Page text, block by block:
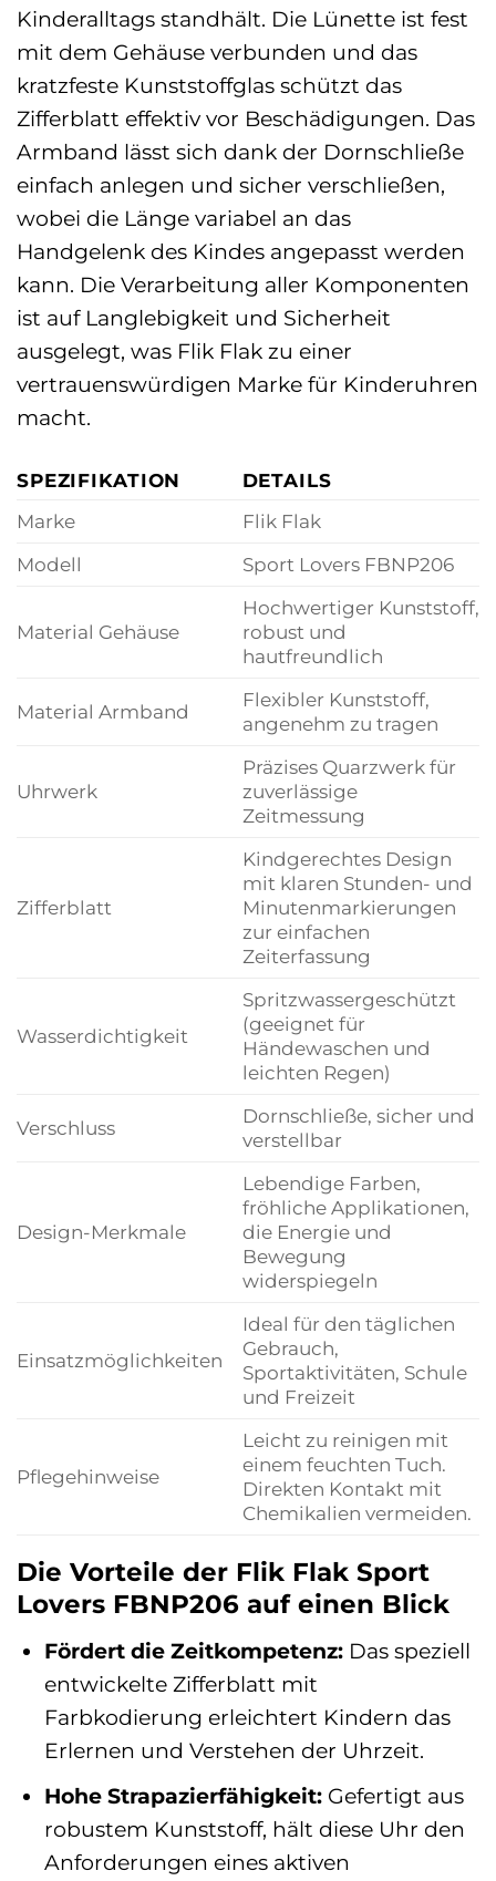
Kinderalltags standhält. Die Lünette ist fest
mit dem Gehäuse verbunden und das
kratzfeste Kunststoffglas schützt das
Zifferblatt effektiv vor Beschädigungen. Das
Armband lässt sich dank der Dornschließe
einfach anlegen und sicher verschließen,
wobei die Länge variabel an das
Handgelenk des Kindes angepasst werden
kann. Die Verarbeitung aller Komponenten
ist auf Langlebigkeit und Sicherheit
ausgelegt, was Flik Flak zu einer
vertrauenswürdigen Marke für Kinderuhren
macht.
SPEZIFIKATION
DETAILS
Marke
Flik Flak
Modell
Sport Lovers FBNP206
Material Gehäuse
Hochwertiger Kunststoff,
robust und
hautfreundlich
Material Armband
Flexibler Kunststoff,
angenehm zu tragen
Uhrwerk
Präzises Quarzwerk für
zuverlässige
Zeitmessung
Zifferblatt
Kindgerechtes Design
mit klaren Stunden- und
Minutenmarkierungen
zur einfachen
Zeiterfassung
Wasserdichtigkeit
Spritzwassergeschützt
(geeignet für
Händewaschen und
leichten Regen)
Verschluss
Dornschließe, sicher und
verstellbar
Design-Merkmale
Lebendige Farben,
fröhliche Applikationen,
die Energie und
Bewegung
widerspiegeln
Einsatzmöglichkeiten
Ideal für den täglichen
Gebrauch,
Sportaktivitäten, Schule
und Freizeit
Pflegehinweise
Leicht zu reinigen mit
einem feuchten Tuch.
Direkten Kontakt mit
Chemikalien vermeiden.
Die Vorteile der Flik Flak Sport
Lovers FBNP206 auf einen Blick
Fördert die Zeitkompetenz:Das speziell
entwickelte Zifferblatt mit
Farbkodierung erleichtert Kindern das
Erlernen und Verstehen der Uhrzeit.
Hohe Strapazierfähigkeit:Gefertigt aus
robustem Kunststoff, hält diese Uhr den
Anforderungen eines aktiven